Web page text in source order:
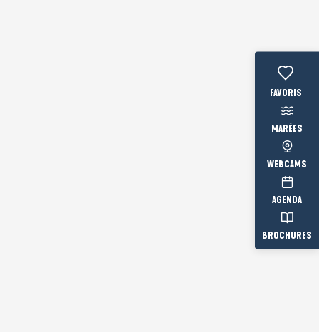
Voir les
MARÉES
WEBCAMS
AGENDA
BROCHURES